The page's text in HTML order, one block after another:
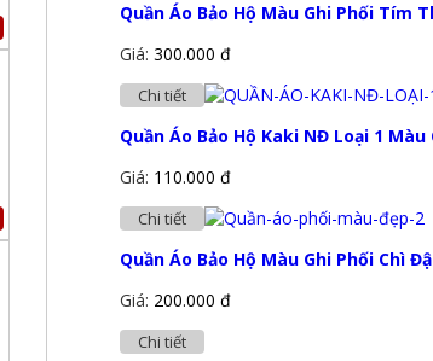
Quần Áo Bảo Hộ Màu Ghi Phối Tím
Giá: 300.000 đ
Chi tiết
Quần Áo Bảo Hộ Kaki NĐ Loại 1
Giá: 110.000 đ
Chi tiết
Quần Áo Bảo Hộ Màu Ghi Phối Chì
Giá: 200.000 đ
Chi tiết